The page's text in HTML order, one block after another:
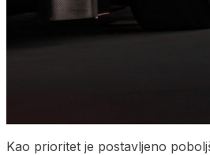
Kao prioritet je postavljeno